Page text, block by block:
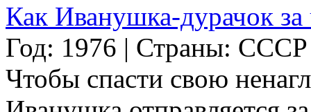
Как Иванушка-дурачок
Год: 1976 | Страны: СССР
Чтобы спасти свою